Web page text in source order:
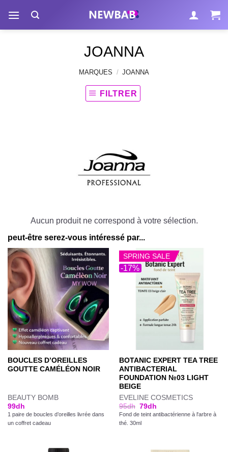
contenu
JOANNA
MARQUES / JOANNA
FILTRER
Aucun produit ne correspond à votre sélection.
peut-être serez-vous intéressé par...
BOUCLES D’OREILLES
GOUTTE CAMÉLÉON NOIR
BEAUTY BOMB
99dh
1 paire de boucles d’oreilles livrée dans
un coffret cadeau
-17%
SPRING SALE
BOTANIC EXPERT TEA TREE
ANTIBACTERIAL
FOUNDATION №03 LIGHT
BEIGE
EVELINE COSMETICS
95dh 79dh
Fond de teint antibactérienne à l'arbre à
thé. 30ml